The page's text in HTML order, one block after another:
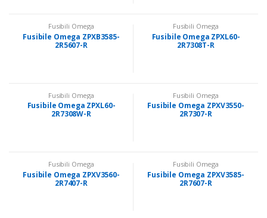
Fusibili Omega
Fusibile Omega ZPXB3585-
2R5607-R
Fusibili Omega
Fusibile Omega ZPXL60-
2R7308T-R
Fusibili Omega
Fusibile Omega ZPXL60-
2R7308W-R
Fusibili Omega
Fusibile Omega ZPXV3550-
2R7307-R
Fusibili Omega
Fusibile Omega ZPXV3560-
2R7407-R
Fusibili Omega
Fusibile Omega ZPXV3585-
2R7607-R